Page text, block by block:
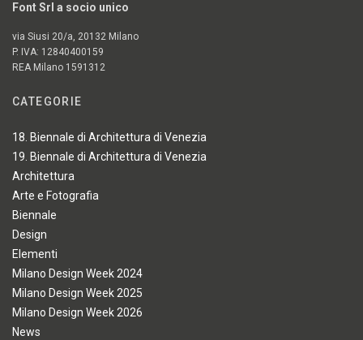
Font Srl a socio unico
via Siusi 20/a, 20132 Milano
P. IVA: 12840400159
REA Milano 1591312
CATEGORIE
18. Biennale di Architettura di Venezia
19. Biennale di Architettura di Venezia
Architettura
Arte e Fotografia
Biennale
Design
Elementi
Milano Design Week 2024
Milano Design Week 2025
Milano Design Week 2026
News